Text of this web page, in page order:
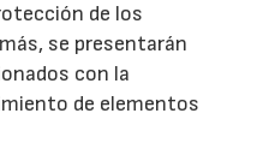
de los
se presentarán
con la
de elementos